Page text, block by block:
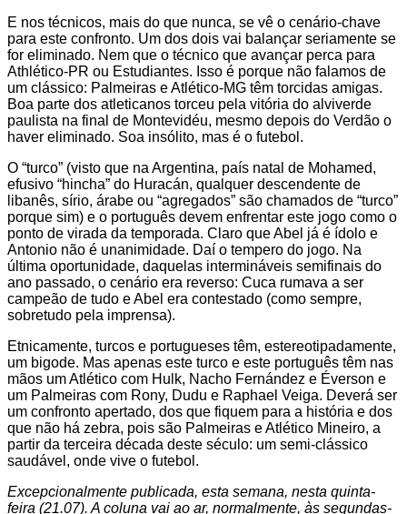
E nos técnicos, mais do que nunca, se vê o cenário-chave
para este confronto. Um dos dois vai balançar seriamente se
for eliminado. Nem que o técnico que avançar perca para
Athlético-PR ou Estudiantes. Isso é porque não falamos de
um clássico: Palmeiras e Atlético-MG têm torcidas amigas.
Boa parte dos atleticanos torceu pela vitória do alviverde
paulista na final de Montevidéu, mesmo depois do Verdão o
haver eliminado. Soa insólito, mas é o futebol.
O “turco” (visto que na Argentina, país natal de Mohamed,
efusivo “hincha” do Huracán, qualquer descendente de
libanês, sírio, árabe ou “agregados” são chamados de “turco”
porque sim) e o português devem enfrentar este jogo como o
ponto de virada da temporada. Claro que Abel já é ídolo e
Antonio não é unanimidade. Daí o tempero do jogo. Na
última oportunidade, daquelas intermináveis semifinais do
ano passado, o cenário era reverso: Cuca rumava a ser
campeão de tudo e Abel era contestado (como sempre,
sobretudo pela imprensa).
Etnicamente, turcos e portugueses têm, estereotipadamente,
um bigode. Mas apenas este turco e este português têm nas
mãos um Atlético com Hulk, Nacho Fernández e Éverson e
um Palmeiras com Rony, Dudu e Raphael Veiga. Deverá ser
um confronto apertado, dos que fiquem para a história e dos
que não há zebra, pois são Palmeiras e Atlético Mineiro, a
partir da terceira década deste século: um semi-clássico
saudável, onde vive o futebol.
Excepcionalmente publicada, esta semana, nesta quinta-
feira (21.07). A coluna vai ao ar, normalmente, às segundas-